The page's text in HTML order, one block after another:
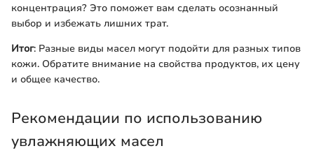
концентрация? Это поможет вам сделать осознанный
выбор и избежать лишних трат.
Итог: Разные виды масел могут подойти для разных типов
кожи. Обратите внимание на свойства продуктов, их цену
и общее качество.
Рекомендации по использованию
увлажняющих масел